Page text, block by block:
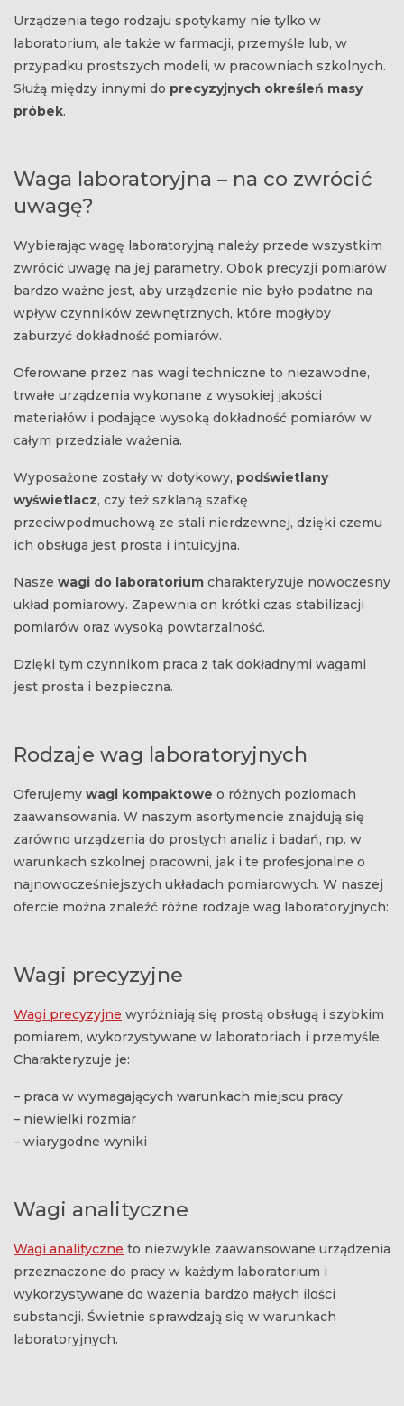
Urządzenia tego rodzaju spotykamy nie tylko w
laboratorium, ale także w farmacji, przemyśle lub, w
przypadku prostszych modeli, w pracowniach szkolnych.
Służą między innymi do precyzyjnych określeń masy
próbek.
Waga laboratoryjna – na co zwrócić
uwagę?
Wybierając wagę laboratoryjną należy przede wszystkim
zwrócić uwagę na jej parametry. Obok precyzji pomiarów
bardzo ważne jest, aby urządzenie nie było podatne na
wpływ czynników zewnętrznych, które mogłyby
zaburzyć dokładność pomiarów.
Oferowane przez nas wagi techniczne to niezawodne,
trwałe urządzenia wykonane z wysokiej jakości
materiałów i podające wysoką dokładność pomiarów w
całym przedziale ważenia.
Wyposażone zostały w dotykowy, podświetlany
wyświetlacz, czy też szklaną szafkę
przeciwpodmuchową ze stali nierdzewnej, dzięki czemu
ich obsługa jest prosta i intuicyjna.
Nasze wagi do laboratorium charakteryzuje nowoczesny
układ pomiarowy. Zapewnia on krótki czas stabilizacji
pomiarów oraz wysoką powtarzalność.
Dzięki tym czynnikom praca z tak dokładnymi wagami
jest prosta i bezpieczna.
Rodzaje wag laboratoryjnych
Oferujemy wagi kompaktowe o różnych poziomach
zaawansowania. W naszym asortymencie znajdują się
zarówno urządzenia do prostych analiz i badań, np. w
warunkach szkolnej pracowni, jak i te profesjonalne o
najnowocześniejszych układach pomiarowych. W naszej
ofercie można znaleźć różne rodzaje wag laboratoryjnych:
Wagi precyzyjne
Wagi precyzyjne wyróżniają się prostą obsługą i szybkim
pomiarem, wykorzystywane w laboratoriach i przemyśle.
Charakteryzuje je:
– praca w wymagających warunkach miejscu pracy
– niewielki rozmiar
– wiarygodne wyniki
Wagi analityczne
Wagi analityczne to niezwykle zaawansowane urządzenia
przeznaczone do pracy w każdym laboratorium i
wykorzystywane do ważenia bardzo małych ilości
substancji. Świetnie sprawdzają się w warunkach
laboratoryjnych.